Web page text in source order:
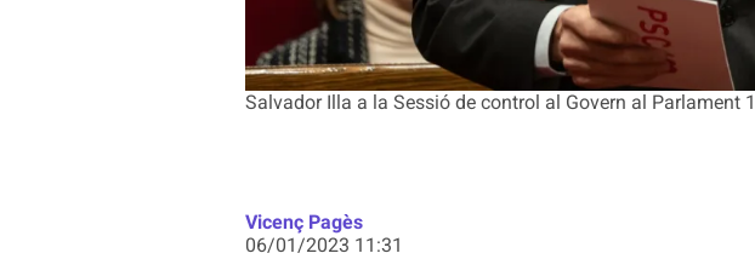
Salvador Illa a la Sessió de control al Govern al
Vicenç Pagès
06/01/2023 11:31